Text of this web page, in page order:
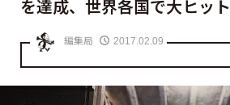
を達成、世界各国で大ヒット
編集局 2017.02.09